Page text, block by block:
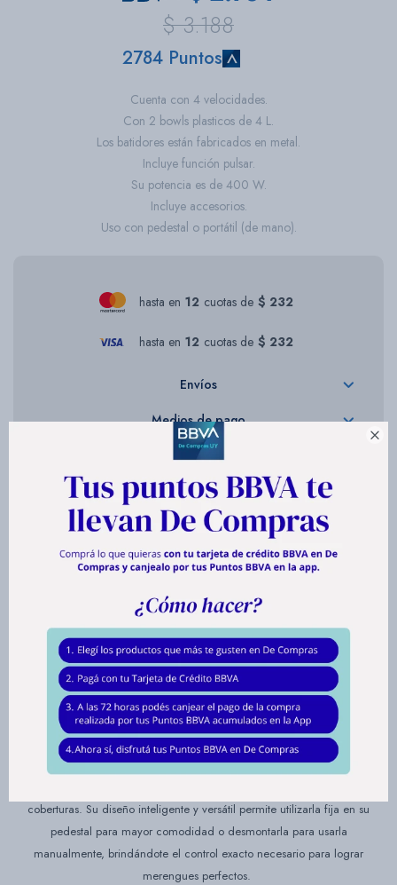

$ 3.188
2784 Puntos
Cuenta con 4 velocidades.
Con 2 bowls plasticos de 4 L.
Los batidores están fabricados en metal.
Incluye función pulsar.
Su potencia es de 400 W.
Incluye accesorios.
Uso con pedestal o portátil (de mano).
hasta en 12 cuotas de $ 232
hasta en 12 cuotas de $ 232
Envíos
Medios de pago
Descripción
Haz que tu experiencia culinaria sea más completa y vibrante con la
Batidora Arno Mini Chef. Este electrodoméstico combina un diseño
atractivo con un motor de 400W y cuatro velocidades más función
pulsar, ofreciendo la potencia necesaria para todo tipo de preparaciones.
Su gran diferencial reside en la practicidad extrema: incluye dos bowls
de 4 litros que no solo duplican tu capacidad de producción, sino que
son aptos para microondas y freezer, permitiéndote calentar ingredientes
o enfriar masas directamente en el recipiente sin ensuciar vajilla extra.
Además de su robustez, está pensada para la precisión. Cuenta con un
coberturas. Su diseño inteligente y versátil permite utilizarla fija en su
pedestal para mayor comodidad o desmontarla para usarla
manualmente, brindándote el control exacto necesario para lograr
merengues perfectos.